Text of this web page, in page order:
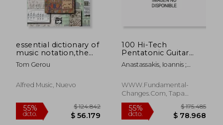
dcto. $ 138.870 dcto.
essential dictionary of
music notation,the
most practical and
concise source for
Tom Gerou
Alfred Music, Nuevo
100 Hi-Tech
Pentatonic Guitar
Licks: Discover the
Language of
Rock Guitar Soloing
(en Inglés)
Anastassakis, Ioannis ;
Pettingale, Tim
WWW.Fundamental-
Changes.com, Tapa
Blanda, Nuevo